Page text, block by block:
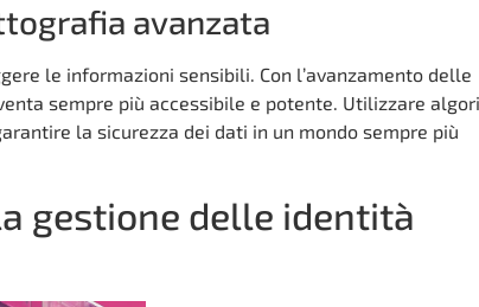
avanzata
le informazioni sensibili. Con l’avanzamento delle
sempre più accessibile e potente. Utilizzare
la sicurezza dei dati in un mondo sempre più
gestione delle identità